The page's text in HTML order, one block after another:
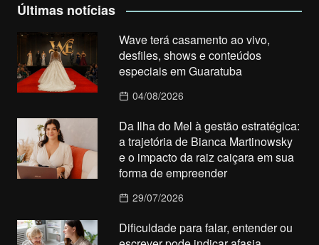
Últimas notícias
Wave terá casamento ao vivo,
desfiles, shows e conteúdos
especiais em Guaratuba
04/08/2026
Da Ilha do Mel à gestão estratégica:
a trajetória de Bianca Martinowsky
e o impacto da raiz caiçara em sua
forma de empreender
29/07/2026
Dificuldade para falar, entender ou